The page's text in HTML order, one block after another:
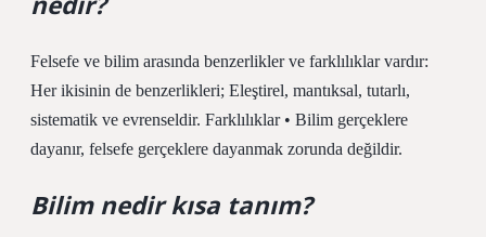
Felsefe ve bilim arasında benzerlikler ve farklılıklar vardır:
Her ikisinin de benzerlikleri; Eleştirel, mantıksal, tutarlı,
sistematik ve evrenseldir. Farklılıklar • Bilim gerçeklere
dayanır, felsefe gerçeklere dayanmak zorunda değildir.
Bilim nedir kısa tanım?